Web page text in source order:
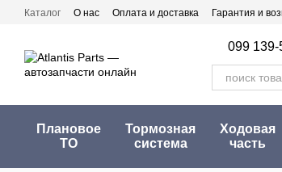
Перейти к основному контенту
Каталог О нас Оплата и доставка Гарантия и
099 139-
Плановое
ТО
Тормозная
система
Ходовая
часть